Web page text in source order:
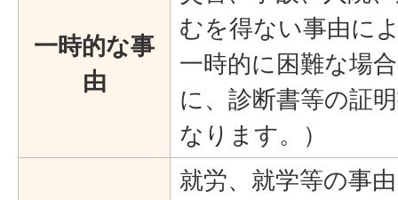
一時的な事
由
むを得ない事由に
一時的に困難な場
に、診断書等の証
なります。）
就労、就学等の事